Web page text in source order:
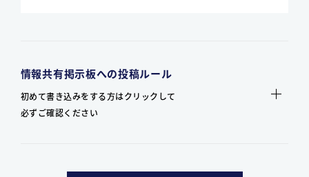
情報共有掲示板への投稿ルール
初めて書き込みをする方はクリックして
必ずご確認ください